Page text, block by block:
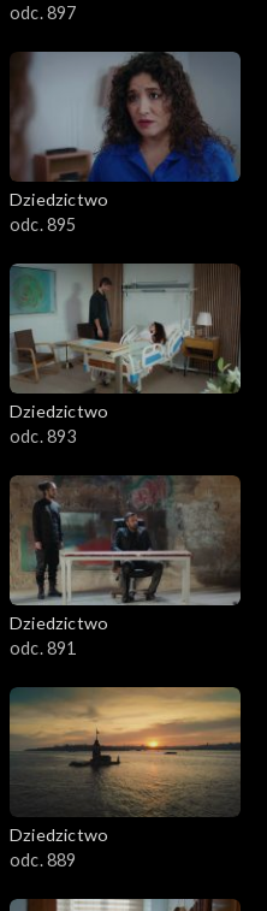
odc. 897
Dziedzictwo
odc. 895
Dziedzictwo
odc. 893
Dziedzictwo
odc. 891
Dziedzictwo
odc. 889